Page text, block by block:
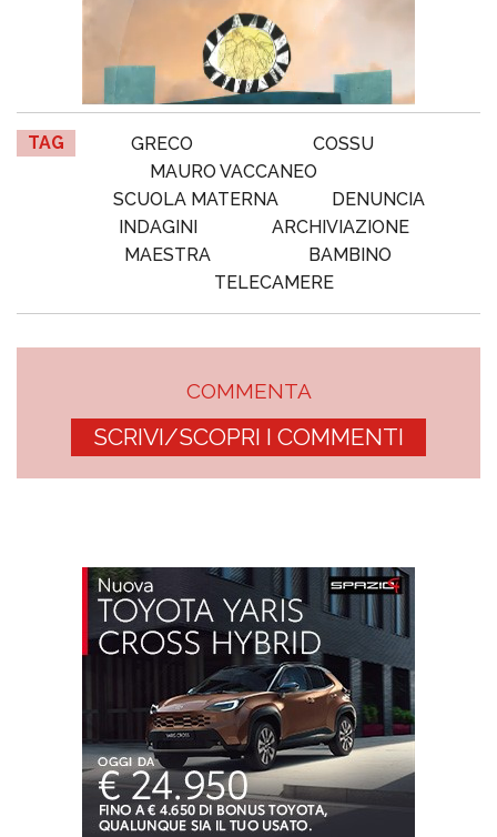
TAG GRECO
COSSU
MAURO VACCANEO
SCUOLA MATERNA
DENUNCIA
INDAGINI
ARCHIVIAZIONE
MAESTRA
BAMBINO
TELECAMERE
COMMENTA
SCRIVI/SCOPRI I COMMENTI